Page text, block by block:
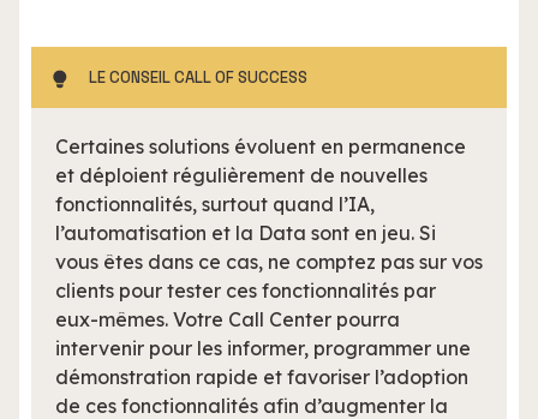
LE CONSEIL CALL OF SUCCESS
Certaines solutions évoluent en permanence
et déploient régulièrement de nouvelles
fonctionnalités, surtout quand l’IA,
l’automatisation et la Data sont en jeu. Si
vous êtes dans ce cas, ne comptez pas sur vos
clients pour tester ces fonctionnalités par
eux-mêmes. Votre Call Center pourra
intervenir pour les informer, programmer une
démonstration rapide et favoriser l’adoption
de ces fonctionnalités afin d’augmenter la